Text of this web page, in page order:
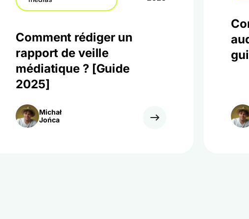
Comment rédiger un
rapport de veille
médiatique ? [Guide
2025]
Michał
Jońca